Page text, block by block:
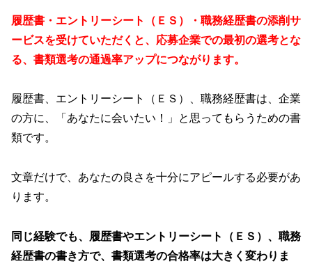
履歴書・エントリーシート（ＥＳ）・職務経歴書の添削サ
ービスを受けていただくと、応募企業での最初の選考とな
る、書類選考の通過率アップにつながります。
履歴書、エントリーシート（ＥＳ）、職務経歴書は、企業
の方に、「あなたに会いたい！」と思ってもらうための書
類です。
文章だけで、あなたの良さを十分にアピールする必要があ
ります。
同じ経験でも、履歴書やエントリーシート（ＥＳ）、職務
経歴書の書き方で、書類選考の合格率は大きく変わりま